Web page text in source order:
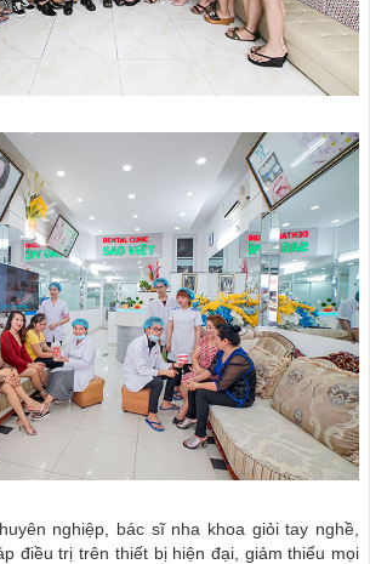
nghiệp, bác sĩ nha khoa giỏi tay nghề,
điều trị trên thiết bị hiện đại, giảm thiểu mọi